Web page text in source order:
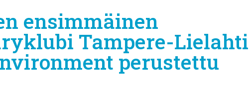
ensimmäinen
Tampere-Lielahti
perustettu